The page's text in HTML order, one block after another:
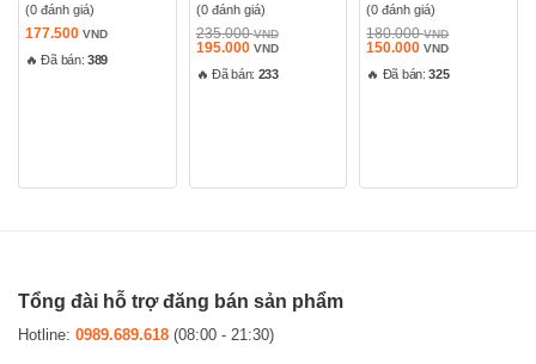
Được
xếp
0
(0 đánh giá)
177.500 VND
🔥 Đã bán: 389
Được
xếp
hạng
5
(0 đánh giá)
235.000VND
Giá
là:
195.000 VNDGiá
tại
🔥 Đã bán: 233
Được
xếp
hạng
5
(0 đánh giá)
180.000VND
Giá
là:
150.000VNDGiá
tại
🔥 Đã bán:325
Tổng đài hỗ trợ đăng bán sản phẩm
Hotline: 0989.689.618 (08:00 - 21:30)